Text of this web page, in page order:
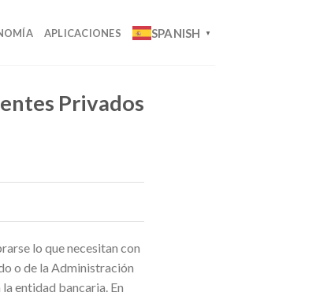
APLICACIONES SPANISH ▼
Privados
lo que necesitan con
o de la Administración
entidad bancaria. En